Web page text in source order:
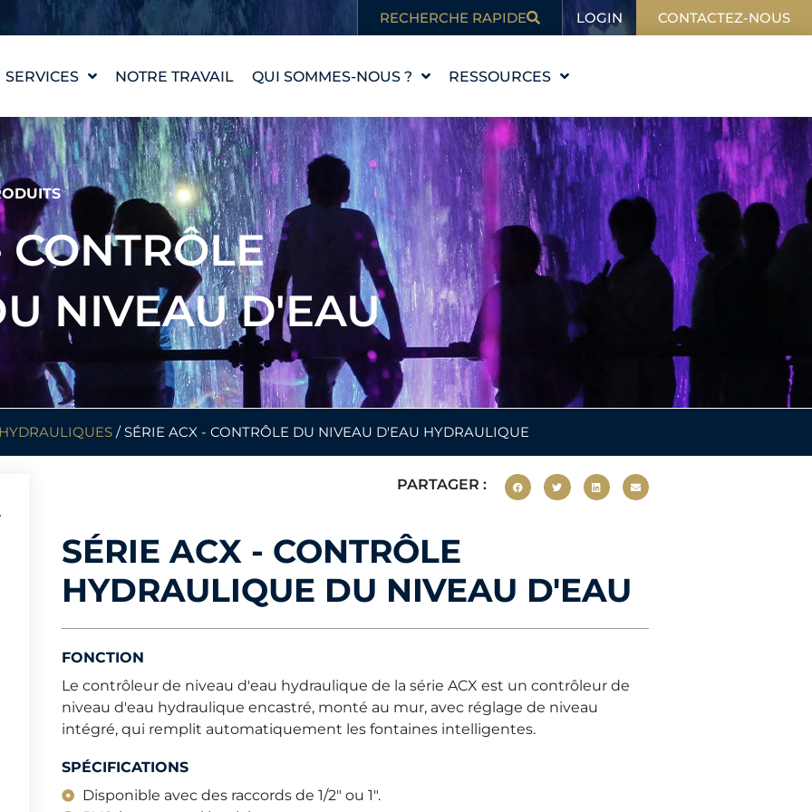
RECHERCHE RAPIDE LOGIN CONTACTEZ-NOUS
SERVICES
CONCEPTION D'UNE
PIÈCE D'EAU
WATERLAB™
ASSISTANCE
TECHNIQUE ET
PRODUITS
NOTRE TRAVAIL QUI SOMMES-NOUS ?
NOTRE HISTOIRE
NOS VALEURS
RENCONTRER
L'ÉQUIPE
CARRIÈRES
RESSOURCES
L'ÉDUCATION
BLOG
DANS L'ACTUALITÉ
CONTRÔLE
NIVEAU D'EAU
/ SÉRIE ACX - CONTRÔLE DU NIVEAU D'EAU HYDRAULIQUE
PARTAGER :
SÉRIE ACX - CONTRÔLE
HYDRAULIQUE DU NIVEAU D'EAU
FONCTION
Le contrôleur de niveau d'eau hydraulique de la série ACX est un contrôleur de
niveau d'eau hydraulique encastré, monté au mur, avec réglage de niveau
intégré, qui remplit automatiquement les fontaines intelligentes.
SPÉCIFICATIONS
Disponible avec des raccords de 1/2" ou 1".